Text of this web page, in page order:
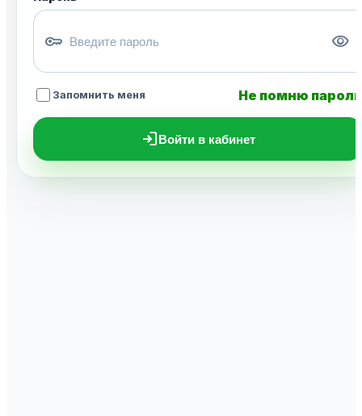
key visibility
Запомнить меня Не помню пароль
loginВойти в кабинет